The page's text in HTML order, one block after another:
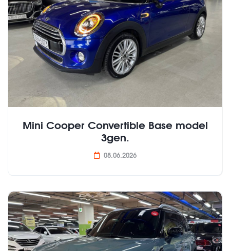
Mini Cooper Convertible Base model
3gen.
08.06.2026